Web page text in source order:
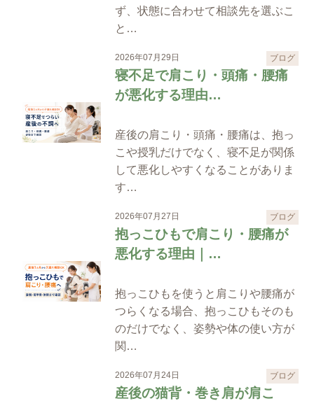
ず、状態に合わせて相談先を選ぶこ
と…
2026年07月29日 ブログ
寝不足で肩こり・頭痛・腰痛
が悪化する理由…
産後の肩こり・頭痛・腰痛は、抱っ
こや授乳だけでなく、寝不足が関係
して悪化しやすくなることがありま
す…
2026年07月27日 ブログ
抱っこひもで肩こり・腰痛が
悪化する理由｜…
抱っこひもを使うと肩こりや腰痛が
つらくなる場合、抱っこひもそのも
のだけでなく、姿勢や体の使い方が
関…
2026年07月24日 ブログ
産後の猫背・巻き肩が肩こ